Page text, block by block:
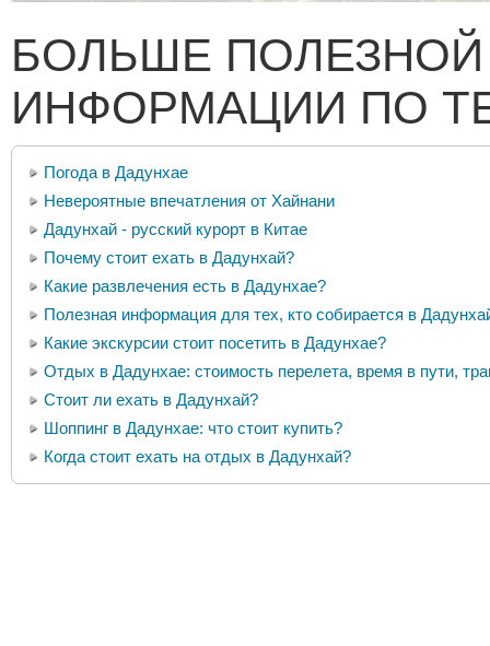
БОЛЬШЕ ПОЛЕЗНОЙ
ИНФОРМАЦИИ ПО
Погода в Дадунхае
Невероятные впечатления от Хайнани
Дадунхай - русский курорт в Китае
Почему стоит ехать в Дадунхай?
Какие развлечения есть в Дадунхае?
Полезная информация для тех, кто собирается в
Какие экскурсии стоит посетить в Дадунхае?
Отдых в Дадунхае: стоимость перелета, время в пути,
Стоит ли ехать в Дадунхай?
Шоппинг в Дадунхае: что стоит купить?
Когда стоит ехать на отдых в Дадунхай?